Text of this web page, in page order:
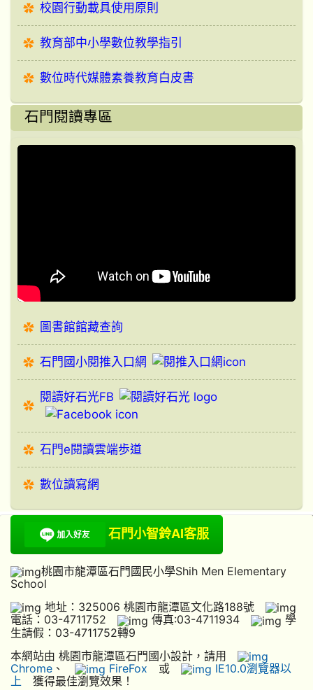
校園行動載具使用原則
教育部中小學數位教學指引
數位時代媒體素養教育白皮書
石門閱讀專區
圖書館館藏查詢
石門國小閱推入口網
閱讀好石光FB
石門e閱讀雲端歩道
數位讀寫網
石門小智鈴AI客服
桃園市龍潭區石門國民小學Shih Men Elementary
School
地址：325006 桃園市龍潭區文化路188號
電話：03-4711752
傳真:03-4711934
學
生請假：03-4711752轉9
本網站由 桃園市龍潭區石門國小設計，請用
Chrome 、 FireFox 或
IE10.0瀏覽器以
上 獲得最佳瀏覽效果！